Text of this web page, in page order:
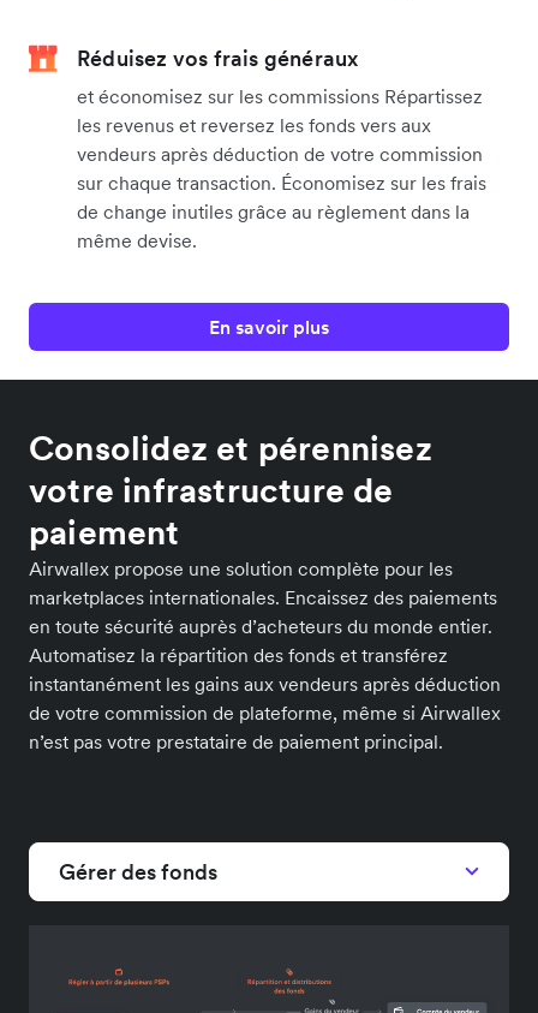
Réduisez vos frais généraux
et économisez sur les commissions Répartissez
les revenus et reversez les fonds vers aux
vendeurs après déduction de votre commission
sur chaque transaction. Économisez sur les frais
de change inutiles grâce au règlement dans la
même devise.
En savoir plus
Consolidez et pérennisez
votre infrastructure de
paiement
Airwallex propose une solution complète pour les
marketplaces internationales. Encaissez des paiements
en toute sécurité auprès d’acheteurs du monde entier.
Automatisez la répartition des fonds et transférez
instantanément les gains aux vendeurs après déduction
de votre commission de plateforme, même si Airwallex
n’est pas votre prestataire de paiement principal.
Gérer des fonds